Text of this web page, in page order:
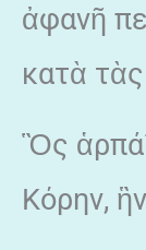
ἀφανῆ
κατὰ
Ὃς
Κόρην,